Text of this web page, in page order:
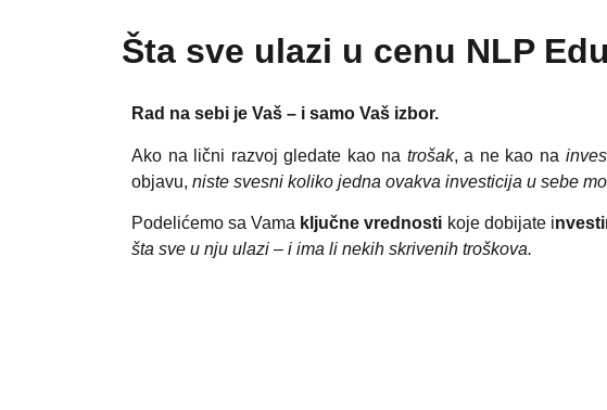
Šta sve ulazi u cenu NLP
Rad na sebi je Vaš – i samo Vaš izbor.
Ako na lični razvoj gledate kao na trošak, a ne kao na
objavu, niste svesni koliko jedna ovakva investicija u sebe
Podelićemo sa Vama ključne vrednosti koje dobijate i
šta sve u nju ulazi – i ima li nekih skrivenih troškova.